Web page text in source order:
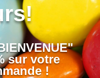
sur votre
!